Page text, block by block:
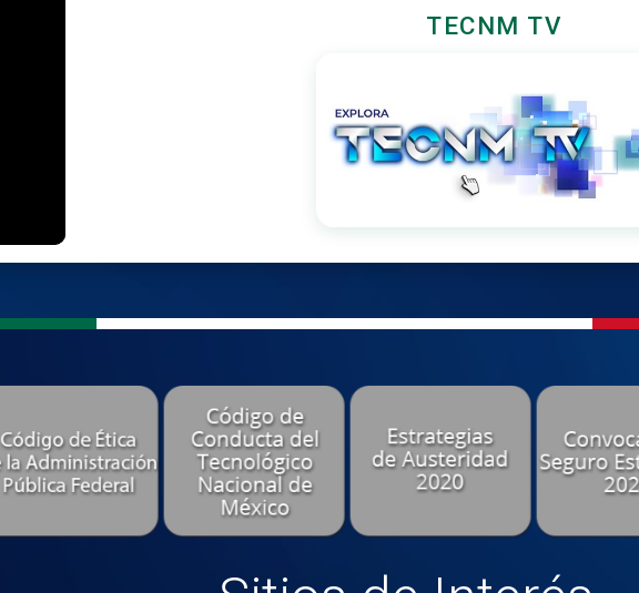
TECNM TV